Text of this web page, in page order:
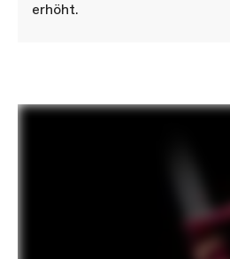
erhöht.